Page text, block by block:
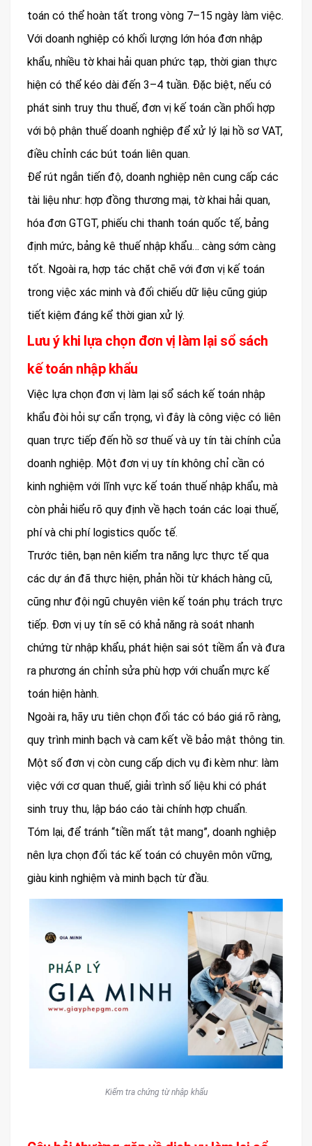
toán có thể hoàn tất trong vòng 7–15 ngày làm việc.
Với doanh nghiệp có khối lượng lớn hóa đơn nhập
khẩu, nhiều tờ khai hải quan phức tạp, thời gian thực
hiện có thể kéo dài đến 3–4 tuần. Đặc biệt, nếu có
phát sinh truy thu thuế, đơn vị kế toán cần phối hợp
với bộ phận thuế doanh nghiệp để xử lý lại hồ sơ VAT,
điều chỉnh các bút toán liên quan.
Để rút ngắn tiến độ, doanh nghiệp nên cung cấp các
tài liệu như: hợp đồng thương mại, tờ khai hải quan,
hóa đơn GTGT, phiếu chi thanh toán quốc tế, bảng
định mức, bảng kê thuế nhập khẩu… càng sớm càng
tốt. Ngoài ra, hợp tác chặt chẽ với đơn vị kế toán
trong việc xác minh và đối chiếu dữ liệu cũng giúp
tiết kiệm đáng kể thời gian xử lý.
Lưu ý khi lựa chọn đơn vị làm lại sổ sách
kế toán nhập khẩu
Việc lựa chọn đơn vị làm lại sổ sách kế toán nhập
khẩu đòi hỏi sự cẩn trọng, vì đây là công việc có liên
quan trực tiếp đến hồ sơ thuế và uy tín tài chính của
doanh nghiệp. Một đơn vị uy tín không chỉ cần có
kinh nghiệm với lĩnh vực kế toán thuế nhập khẩu, mà
còn phải hiểu rõ quy định về hạch toán các loại thuế,
phí và chi phí logistics quốc tế.
Trước tiên, bạn nên kiểm tra năng lực thực tế qua
các dự án đã thực hiện, phản hồi từ khách hàng cũ,
cũng như đội ngũ chuyên viên kế toán phụ trách trực
tiếp. Đơn vị uy tín sẽ có khả năng rà soát nhanh
chứng từ nhập khẩu, phát hiện sai sót tiềm ẩn và đưa
ra phương án chỉnh sửa phù hợp với chuẩn mực kế
toán hiện hành.
Ngoài ra, hãy ưu tiên chọn đối tác có báo giá rõ ràng,
quy trình minh bạch và cam kết về bảo mật thông tin.
Một số đơn vị còn cung cấp dịch vụ đi kèm như: làm
việc với cơ quan thuế, giải trình số liệu khi có phát
sinh truy thu, lập báo cáo tài chính hợp chuẩn.
Tóm lại, để tránh “tiền mất tật mang”, doanh nghiệp
nên lựa chọn đối tác kế toán có chuyên môn vững,
giàu kinh nghiệm và minh bạch từ đầu.
Kiểm tra chứng từ nhập khẩu